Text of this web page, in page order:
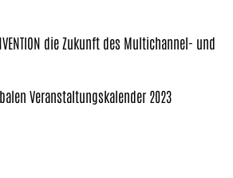
die Zukunft des Multichannel- und
Veranstaltungskalender 2023